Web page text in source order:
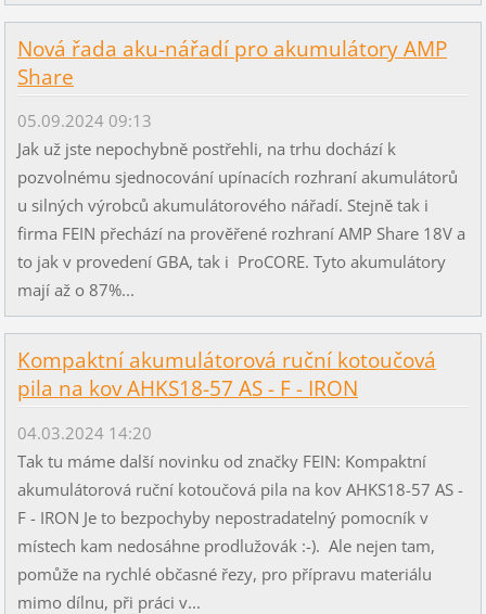
Nová řada aku-nářadí pro akumulátory AMP
Share
05.09.2024 09:13
Jak už jste nepochybně postřehli, na trhu dochází k
pozvolnému sjednocování upínacích rozhraní akumulátorů
u silných výrobců akumulátorového nářadí. Stejně tak i
firma FEIN přechází na prověřené rozhraní AMP Share 18V a
to jak v provedení GBA, tak i ProCORE. Tyto akumulátory
mají až o 87%...
Kompaktní akumulátorová ruční kotoučová
pila na kov AHKS18-57 AS - F - IRON
04.03.2024 14:20
Tak tu máme další novinku od značky FEIN: Kompaktní
akumulátorová ruční kotoučová pila na kov AHKS18-57 AS -
F - IRON Je to bezpochyby nepostradatelný pomocník v
místech kam nedosáhne prodlužovák :-). Ale nejen tam,
pomůže na rychlé občasné řezy, pro přípravu materiálu
mimo dílnu, při práci v...